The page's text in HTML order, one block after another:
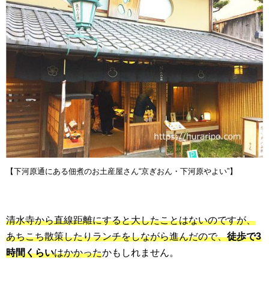
【下河原通にある佃煮のお土産屋さん“京ぎおん・下河原やよい”】
清水寺から直線距離にすると大したことはないのですが、
あちこち散策したりランチをしながら進んだので、徒歩で3
時間くらいはかかったかもしれません。